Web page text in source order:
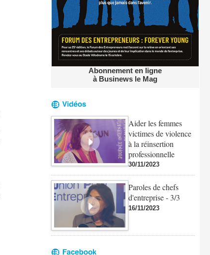
Abonnement en ligne
à Businews le Mag
Aider les femmes
victimes de violence
à la réinsertion
professionnelle
30/11/2023
Paroles de chefs
d'entreprise - 3/3
16/11/2023